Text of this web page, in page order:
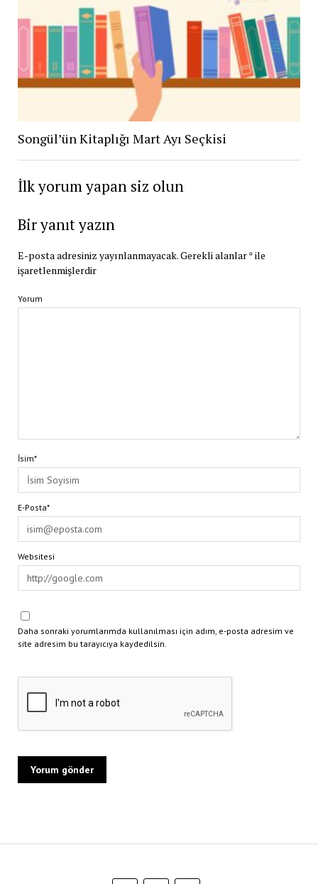
Songül’ün Kitaplığı Mart Ayı Seçkisi
İlk yorum yapan siz olun
Bir yanıt yazın
E-posta adresiniz yayınlanmayacak.Gerekli alanlar*ile
işaretlenmişlerdir
Yorum
İsim*
E-Posta*
Websitesi
Daha sonraki yorumlarımda kullanılması için adım, e-posta adresim ve
site adresim bu tarayıcıya kaydedilsin.